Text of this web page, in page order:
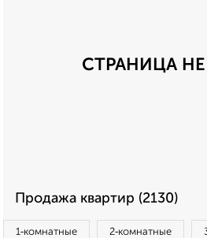
СТРАНИЦА
Продажа квартир (2130)
1‑комнатные 2‑комнатные